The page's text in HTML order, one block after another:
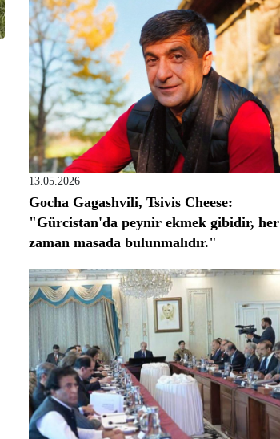
13.05.2026
Gocha Gagashvili, Tsivis Cheese:
"Gürcistan'da peynir ekmek gibidir, her
zaman masada bulunmalıdır."